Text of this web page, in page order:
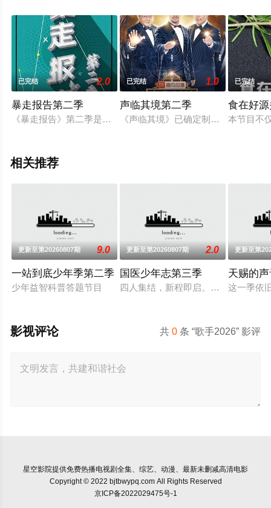
已完结 2.0
暴走报告第二季
《暴走报告》第二季是秀时代汽车栏目矩阵中兴趣级的栏目，
已完结 1.0
声临其境第二季
《声临其境》已确定制作第二季，
已完结
食在好
本节目不
相关推荐
更新至第20260807期 9.0
一站到底少年季第二季
少年益智科普答题节目
更新至第20260807期 2.0
国医少年志第三季
四人集结，新程即启。和陈妍希、
更新至第
天赐的
这一季依
共0 条 “歌手2026” 影评
影视评论
星空影院提供免费热播电视剧全集、综艺、动漫、最新未删减高清电影
Copyright © 2022 bjtbwypq.com All Rights Reserved
京ICP备2022029475号-1